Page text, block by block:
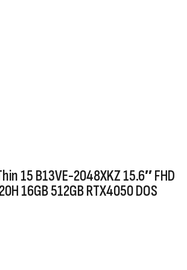
15 B13VE-2048XKZ 15.6″ FHD
16GB 512GB RTX4050 DOS